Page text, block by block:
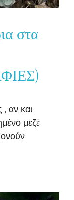
στα
, αν και
μεζέ